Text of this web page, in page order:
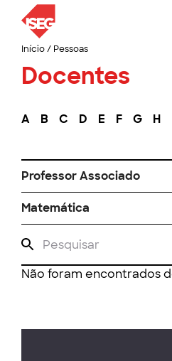
Início/ Pessoas
Docentes
A B C D E F G H
Professor Associado
Matemática
Não foram encontrados